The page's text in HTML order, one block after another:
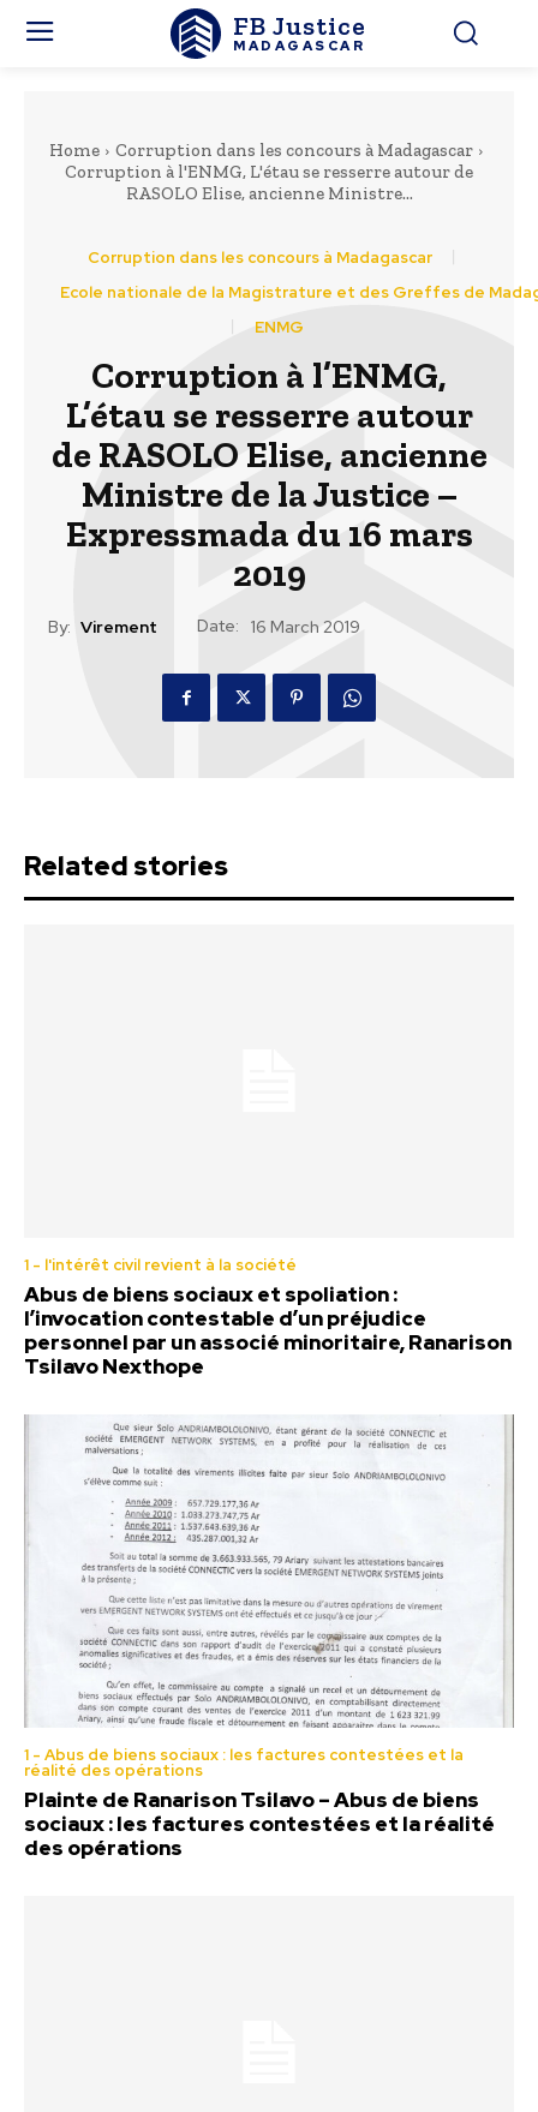
FB Justice
MADAGASCAR
Home
Corruption dans les concours à Madagascar
Corruption à l'ENMG, L'étau se resserre autour de
RASOLO Elise, ancienne Ministre...
Corruption dans les concours à Madagascar
Ecole nationale de la Magistrature et des Greffes de
ENMG
Corruption à l’ENMG,
L’étau se resserre autour
de RASOLO Elise, ancienne
Ministre de la Justice –
Expressmada du 16 mars
2019
By: Virement Date: 16 March 2019
Related stories
1 - l'intérêt civil revient à la société
Abus de biens sociaux et spoliation :
l’invocation contestable d’un préjudice
personnel par un associé minoritaire, Ranarison
Tsilavo Nexthope
1 - Abus de biens sociaux : les factures contestées et la
réalité des opérations
Plainte de Ranarison Tsilavo – Abus de biens
sociaux : les factures contestées et la réalité
des opérations